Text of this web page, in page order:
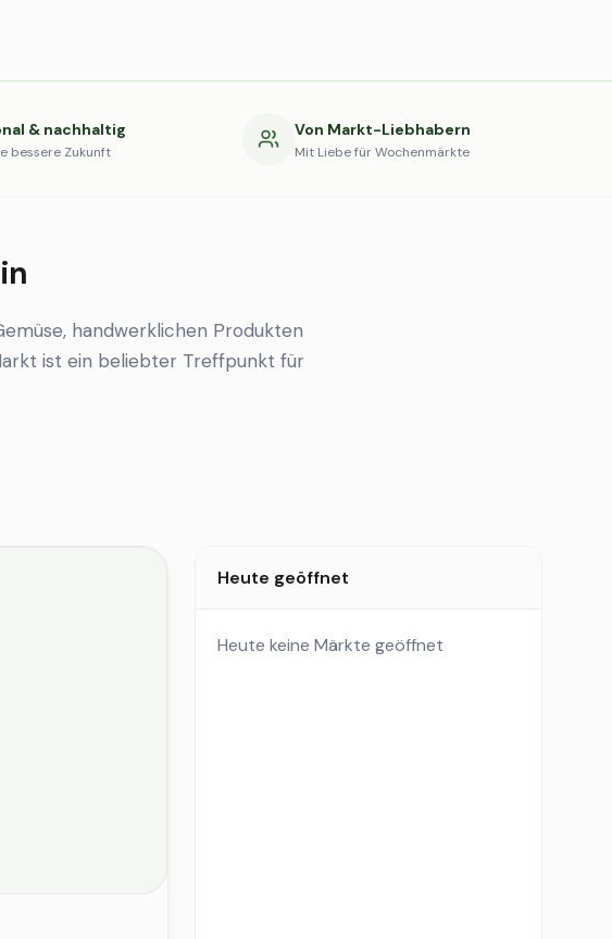
& nachhaltig
bessere Zukunft
Von Markt-Liebhabern
Mit Liebe für Wochenmärkte
handwerklichen Produkten
ist ein beliebter Treffpunkt für
Heute geöffnet
Heute keine Märkte geöffnet